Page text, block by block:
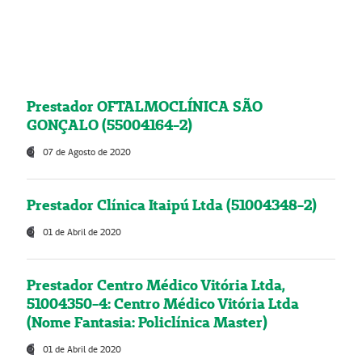
Prestador OFTALMOCLÍNICA SÃO
GONÇALO (55004164-2)
07 de Agosto de 2020
Prestador Clínica Itaipú Ltda (51004348-2)
01 de Abril de 2020
Prestador Centro Médico Vitória Ltda,
51004350-4: Centro Médico Vitória Ltda
(Nome Fantasia: Policlínica Master)
01 de Abril de 2020